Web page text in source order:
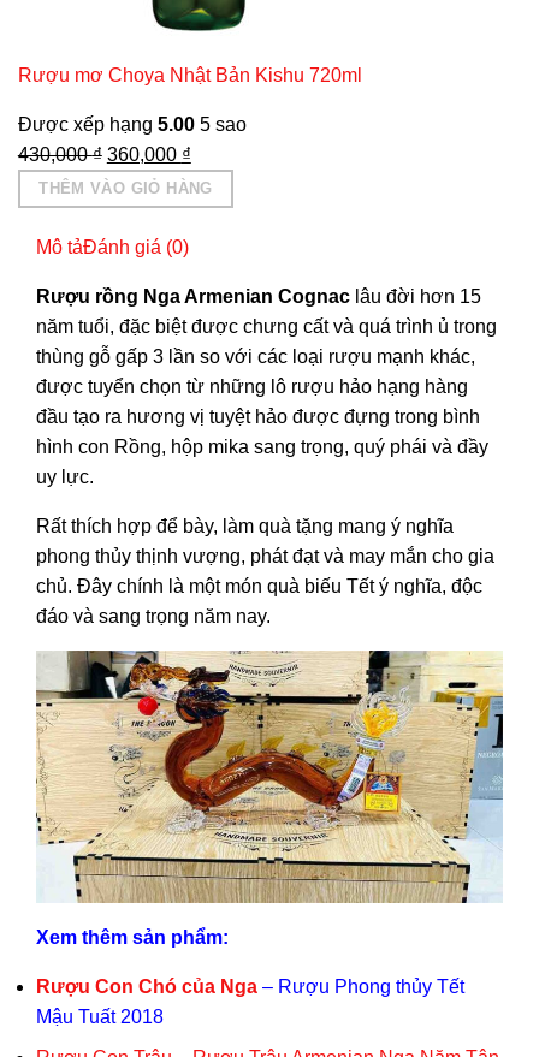
Rượu mơ Choya Nhật Bản Kishu 720ml
Được xếp hạng 5.005 sao
430,000₫ Giá
gốc
là:
430,000 ₫.
360,000 ₫Giá
hiện
tại
THÊM VÀO GIỎ HÀNG
Mô tảĐánh giá (0)
Rượu rồng Nga Armenian Cognac lâu đời hơn 15
năm tuổi, đặc biệt được chưng cất và quá trình ủ trong
thùng gỗ gấp 3 lần so với các loại rượu mạnh khác,
được tuyển chọn từ những lô rượu hảo hạng hàng
đầu tạo ra hương vị tuyệt hảo được đựng trong bình
hình con Rồng, hộp mika sang trọng, quý phái và đầy
uy lực.
Rất thích hợp để bày, làm quà tặng mang ý nghĩa
phong thủy thịnh vượng, phát đạt và may mắn cho gia
chủ. Đây chính là một món quà biếu Tết ý nghĩa, độc
đáo và sang trọng năm nay.
Xem thêm sản phẩm:
Rượu Con Chó của Nga – Rượu Phong thủy Tết
Mậu Tuất 2018